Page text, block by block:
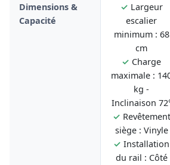
Dimensions &
Capacité
✓ Largeur
escalier
minimum : 68
cm
✓ Charge
maximale :
kg -
Inclinaison
✓ Revêtement
siège : Vinyle
✓ Installation
du rail : Côté